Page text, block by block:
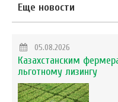
Еще новости
05.08.2026
Казахстанским
льготному лизингу